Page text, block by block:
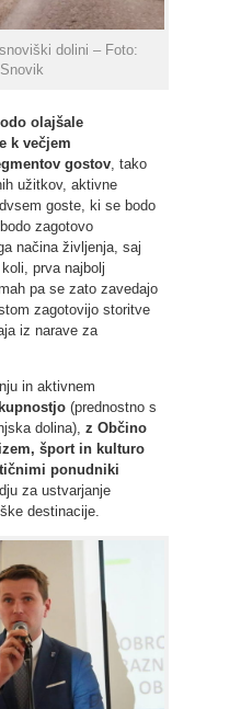
dolini – Foto:
olajšale
k večjem
gostov , tako
užitkov, aktivne
goste, ki se bodo
zagotovo
načina življenja, saj
prva najbolj
pa se zato zavedajo
zagotovijo storitve
iz narave za
in aktivnem
(prednostno s
dolina), z Občino
šport in kulturo
ponudniki
za ustvarjanje
destinacije.